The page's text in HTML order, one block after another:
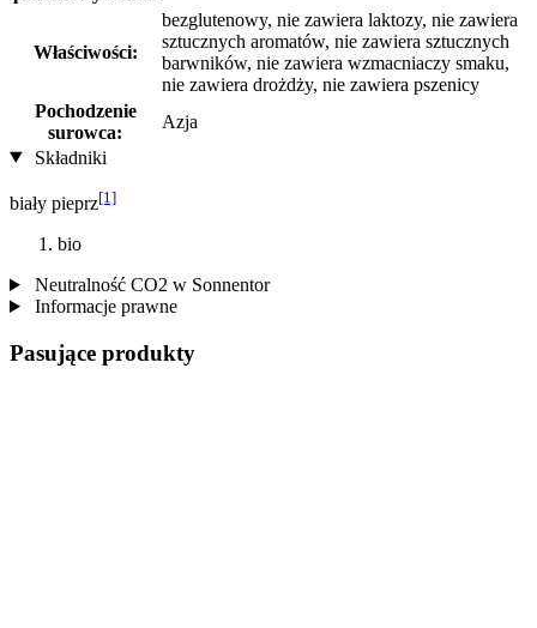
Właściwości:
bezglutenowy, nie zawiera laktozy, nie zawiera
sztucznych aromatów, nie zawiera sztucznych
barwników, nie zawiera wzmacniaczy smaku,
nie zawiera drożdży, nie zawiera pszenicy
Pochodzenie
surowca:
Azja
Składniki
biały pieprz[1]
bio
Neutralność CO2 w Sonnentor
Informacje prawne
Pasujące produkty